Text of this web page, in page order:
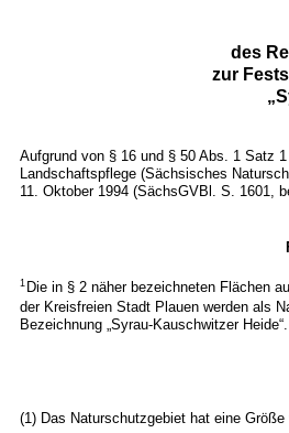
des
zur
Aufgrund von § 16 und § 50 Abs. 1 Satz
Landschaftspflege (Sächsisches
11. Oktober 1994 (SächsGVBl. S. 1601,
1 Die in § 2 näher bezeichneten Flächen
der Kreisfreien Stadt Plauen werden als
Bezeichnung „Syrau-Kauschwitzer Heide“.
(1) Das Naturschutzgebiet hat eine Größe